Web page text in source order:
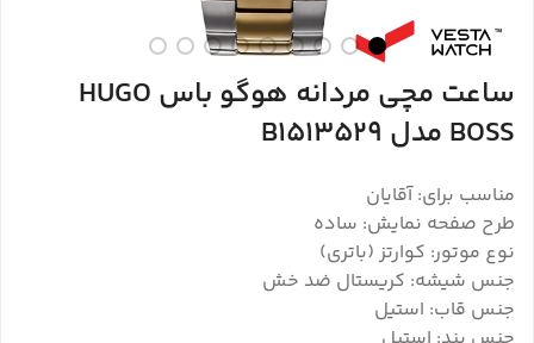
ساعت مچی مردانه هوگو باس HUGO
BOSS مدل B1513529
مناسب برای: آقایان
طرح صفحه نمایش: ساده
نوع موتور: کوارتز (باتری)
جنس شیشه: کریستال ضد خش
جنس قاب: استیل